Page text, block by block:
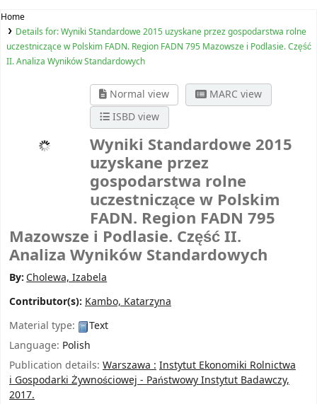
Home
Details for:Wyniki Standardowe 2015 uzyskane przez gospodarstwa rolne
uczestniczące w Polskim FADN. Region FADN 795 Mazowsze i Podlasie. Część
II. Analiza Wyników Standardowych
Normal view
MARC view
ISBD view
Wyniki Standardowe 2015
uzyskane przez
gospodarstwa rolne
uczestniczące w Polskim
FADN. Region FADN 795
Mazowsze i Podlasie. Część II.
Analiza Wyników Standardowych
By: Cholewa, Izabela
Contributor(s): Kambo, Katarzyna
Material type:
Text
Language: Polish
Publication details: Warszawa :Instytut Ekonomiki Rolnictwa
i Gospodarki Żywnościowej - Państwowy Instytut Badawczy,
2017.